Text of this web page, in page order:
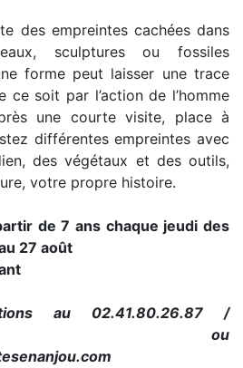
des empreintes cachées dans
sculptures ou fossiles
forme peut laisser une trace
ce soit par l’action de l’homme
une courte visite, place à
différentes empreintes avec
des végétaux et des outils,
votre propre histoire.
de 7 ans chaque jeudi des
27 août
au 02.41.80.26.87 /
ou